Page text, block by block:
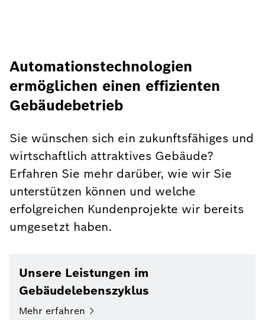
Automationstechnologien
ermöglichen einen effizienten
Gebäudebetrieb
Sie wünschen sich ein zukunftsfähiges und
wirtschaftlich attraktives Gebäude?
Erfahren Sie mehr darüber, wie wir Sie
unterstützen können und welche
erfolgreichen Kundenprojekte wir bereits
umgesetzt haben.
Unsere Leistungen im
Gebäudelebenszyklus
Mehr erfahren